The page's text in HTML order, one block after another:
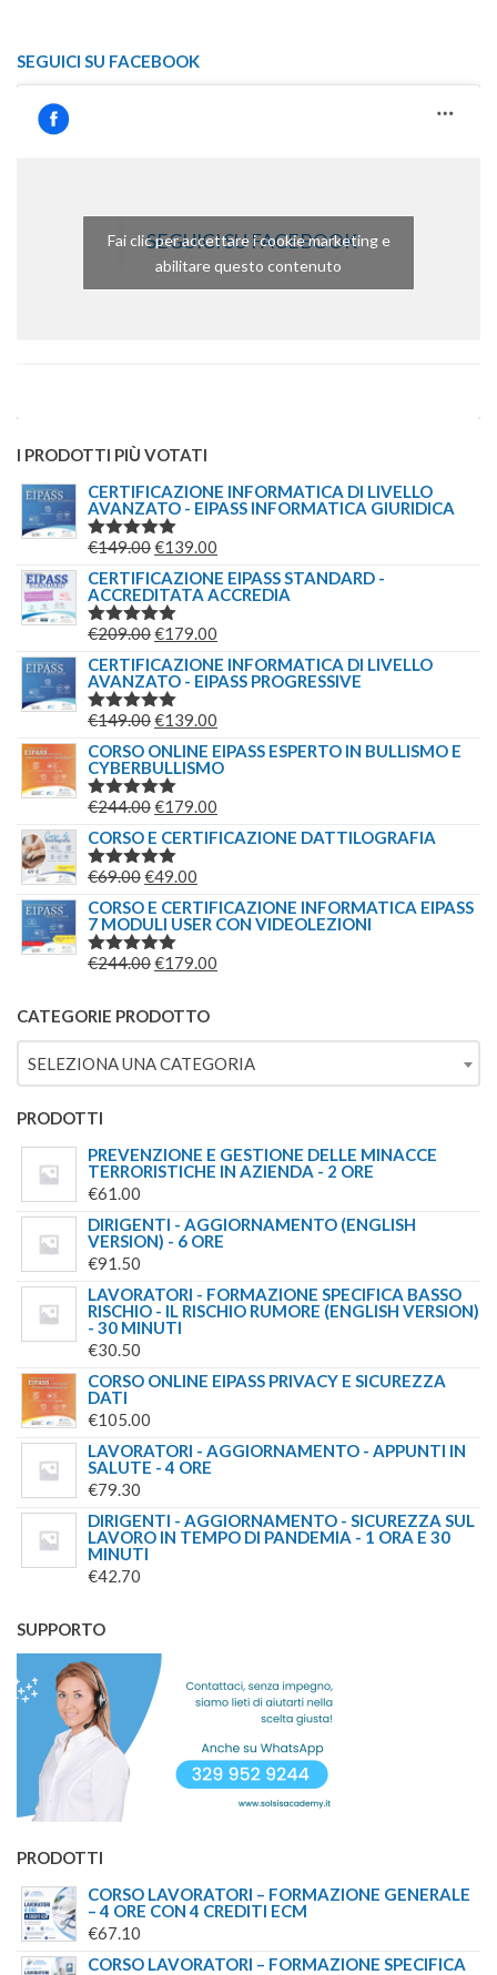
SEGUICI SU FACEBOOK
SEGUICI SU FACEBOOK
Fai clic per accettare i cookie marketing e
abilitare questo contenuto
I PRODOTTI PIÙ VOTATI
CERTIFICAZIONE INFORMATICA DI LIVELLO
AVANZATO - EIPASS INFORMATICA GIURIDICA
VALUTATO
€149.00IL
PREZZO
ORIGINALE
ERA:
€139.00
PREZZO
ATTUALE
CERTIFICAZIONE EIPASS STANDARD -
ACCREDITATA ACCREDIA
VALUTATO
€209.00IL
PREZZO
ORIGINALE
ERA:
€179.00
PREZZO
ATTUALE
CERTIFICAZIONE INFORMATICA DI LIVELLO
AVANZATO - EIPASS PROGRESSIVE
VALUTATO
€149.00IL
PREZZO
ORIGINALE
ERA:
€139.00
PREZZO
ATTUALE
CORSO ONLINE EIPASS ESPERTO IN BULLISMO E
CYBERBULLISMO
VALUTATO
€244.00IL
PREZZO
ORIGINALE
ERA:
€244.00.
€179.00
PREZZO
€179.00.
CORSO E CERTIFICAZIONE DATTILOGRAFIA
VALUTATO
€69.00IL
PREZZO
ORIGINALE
ERA:
€49.00
PREZZO
ATTUALE
È:
CORSO E CERTIFICAZIONE INFORMATICA EIPASS
7 MODULI USER CON VIDEOLEZIONI
VALUTATO
€244.00IL
ORIGINALE
ERA:
€244.00.
€179.00
È:
€179.00.
CATEGORIE PRODOTTO
SELEZIONA UNA CATEGORIA
PRODOTTI
PREVENZIONE E GESTIONE DELLE MINACCE
TERRORISTICHE IN AZIENDA - 2 ORE
€61.00
DIRIGENTI - AGGIORNAMENTO (ENGLISH
VERSION) - 6 ORE
€91.50
LAVORATORI - FORMAZIONE SPECIFICA BASSO
RISCHIO - IL RISCHIO RUMORE (ENGLISH VERSION)
- 30 MINUTI
€30.50
CORSO ONLINE EIPASS PRIVACY E SICUREZZA
DATI
€105.00
LAVORATORI - AGGIORNAMENTO - APPUNTI IN
SALUTE - 4 ORE
€79.30
DIRIGENTI - AGGIORNAMENTO - SICUREZZA SUL
LAVORO IN TEMPO DI PANDEMIA - 1 ORA E 30
MINUTI
€42.70
SUPPORTO
PRODOTTI
CORSO LAVORATORI – FORMAZIONE GENERALE
– 4 ORE CON 4 CREDITI ECM
€67.10
CORSO LAVORATORI – FORMAZIONE SPECIFICA